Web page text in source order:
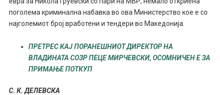
поголема криминална набавка во ова Министерство кое е со
најголемиот број вработени и тендери во Македонија.
ПРЕТРЕС КАЈ ПОРАНЕШНИОТ ДИРЕКТОР НА
ВЛАДИНАТА СОЗР ПЕЦЕ МИРЧЕВСКИ, ОСОМНИЧЕН Е ЗА
ПРИМАЊЕ ПОТКУП
С. К. ДЕЛЕВСКА